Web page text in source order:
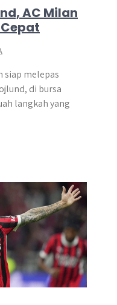
AC Milan
siap melepas
di bursa
langkah yang